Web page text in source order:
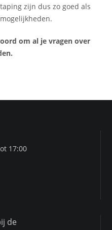
zijn dus zo goed als
om al je vragen over
17:00
de